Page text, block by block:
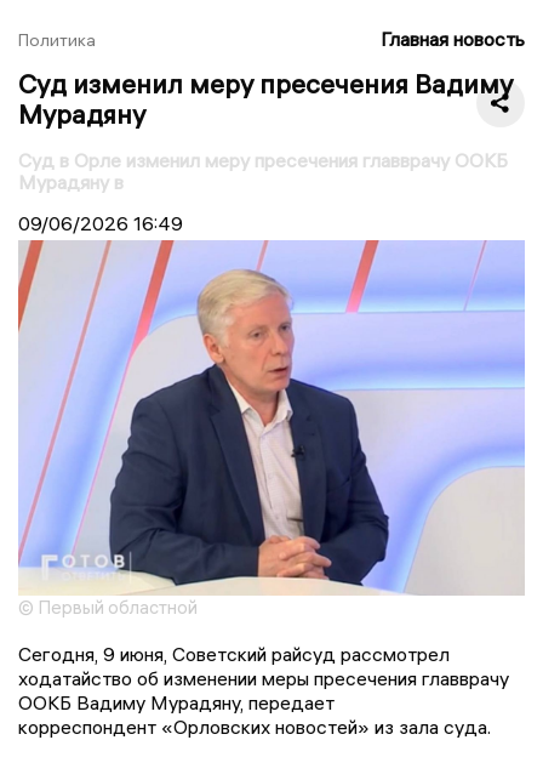
Политика Главная новость
Суд изменил меру пресечения Вадиму
Мурадяну
Суд в Орле изменил меру пресечения главврачу ООКБ
Мурадяну в
09/06/2026 16:49
© Первый областной
Сегодня, 9 июня, Советский райсуд рассмотрел
ходатайство об изменении меры пресечения главврачу
ООКБ Вадиму Мурадяну, передает
корреспондент «Орловских новостей» из зала суда.